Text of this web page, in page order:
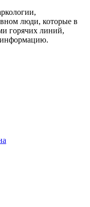
люди, которые в
горячих линий,